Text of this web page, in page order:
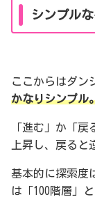
シンプル
ここからはダン
かなりシンプル
「進む」か「
上昇し、戻ると
基本的に探索度
は「100階層」と